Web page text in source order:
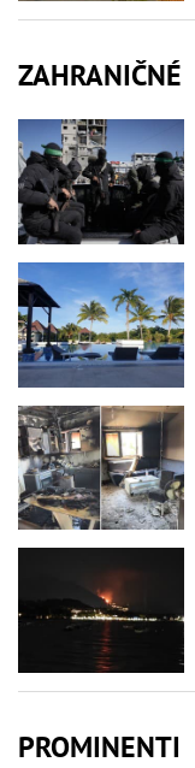
ZAHRANIČNÉ
PROMINENTI